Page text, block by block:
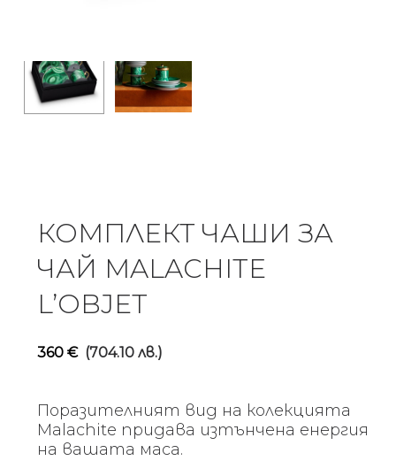
КОМПЛЕКТ ЧАШИ ЗА
ЧАЙ MALACHITE
L’OBJET
360 € (704.10 лв.)
Поразителният вид на колекцията
Malachite придава изтънчена енергия
на вашата маса.